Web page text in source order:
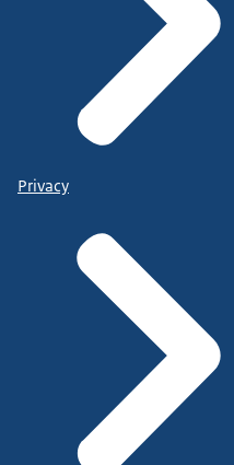
Privacy